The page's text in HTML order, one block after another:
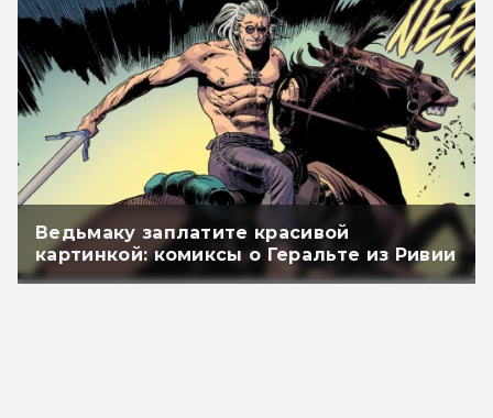
Ведьмаку заплатите красивой
картинкой: комиксы о Геральте из Ривии